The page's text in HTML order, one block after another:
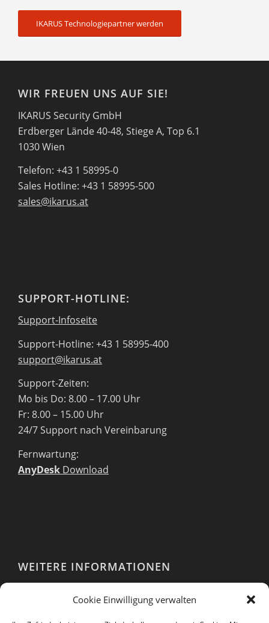
Cookie Einwilligung verwalten
IKARUS Technologiepartner werden
WIR FREUEN UNS AUF SIE!
IKARUS Security GmbH
Erdberger Lände 40-48, Stiege A, Top 6.1
1030 Wien
Telefon: +43 1 58995-0
Sales Hotline: +43 1 58995-500
sales@ikarus.at
SUPPORT-HOTLINE:
Support-Infoseite
Support-Hotline: +43 1 58995-400
support@ikarus.at
Support-Zeiten:
Mo bis Do: 8.00 – 17.00 Uhr
Fr: 8.00 – 15.00 Uhr
24/7 Support nach Vereinbarung
Fernwartung:
AnyDesk Download
WEITERE INFORMATIONEN
AGB